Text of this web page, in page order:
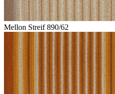
Mellon Streif 890/62